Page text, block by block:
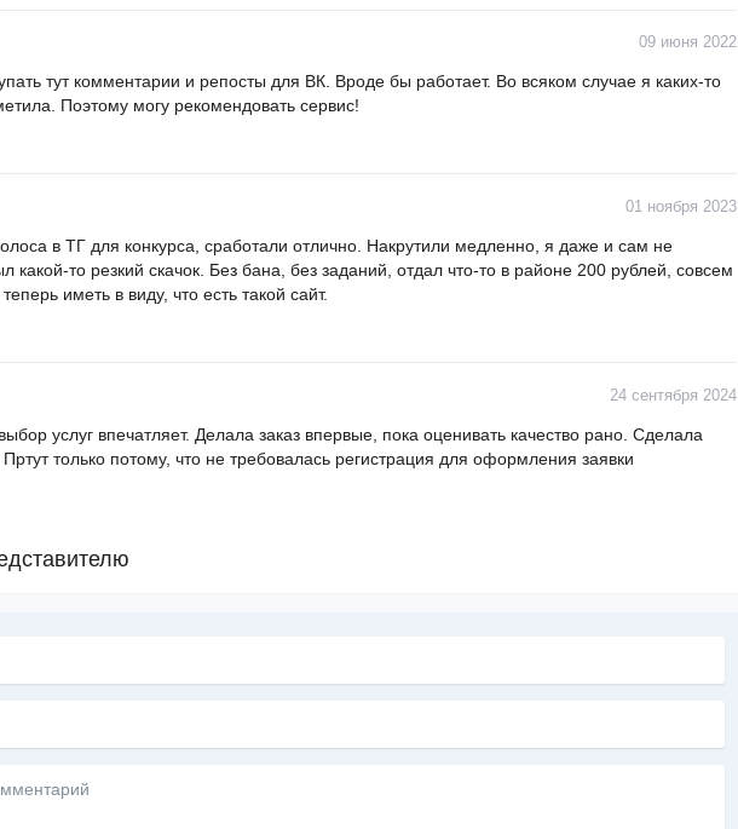
09 июня 2022
тут комментарии и репосты для ВК. Вроде бы работает. Во всяком случае я каких-то
Поэтому могу рекомендовать сервис!
01 ноября 2023
в ТГ для конкурса, сработали отлично. Накрутили медленно, я даже и сам не
какой-то резкий скачок. Без бана, без заданий, отдал что-то в районе 200 рублей, совсем
иметь в виду, что есть такой сайт.
24 сентября 2024
услуг впечатляет. Делала заказ впервые, пока оценивать качество рано. Сделала
только потому, что не требовалась регистрация для оформления заявки